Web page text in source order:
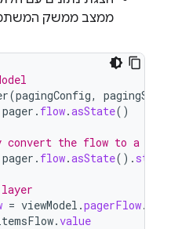
ממצב ממשק
(pagingConfig,
pager . flow.asState()
the flow to a
pager . flow.asState(). stateIn
= viewModel .pagerFlow.
.value